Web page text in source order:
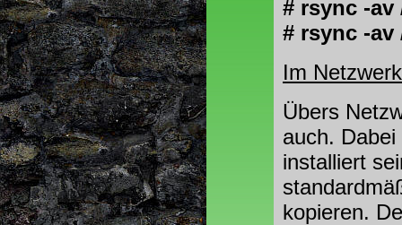
# rsync -
# rsync -
Im Netzwerk
Übers
auch.
installiert
kopieren.